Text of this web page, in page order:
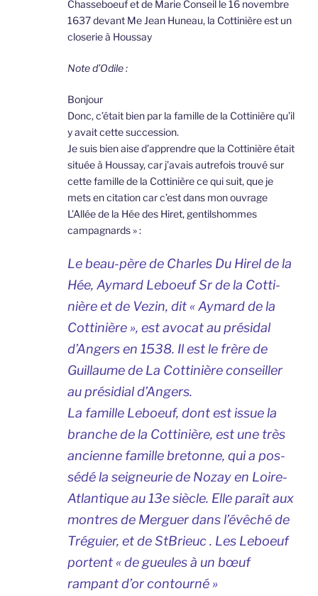
Chasseboeuf et de Marie Conseil le 16 novembre
1637 devant Me Jean Huneau, la Cottinière est un
closerie à Houssay
Note d’Odile :
Bonjour
Donc, c’était bien par la famille de la Cottinière qu’il
y avait cette succession.
Je suis bien aise d’apprendre que la Cottinière était
située à Houssay, car j’avais autrefois trouvé sur
cette famille de la Cottinière ce qui suit, que je
mets en citation car c’est dans mon ouvrage
L’Allée de la Hée des Hiret, gentilshommes
campagnards » :
Le beau-père de Charles Du Hirel de la
Hée, Aymard Leboeuf Sr de la Cotti-
nière et de Vezin, dit « Aymard de la
Cottinière », est avocat au présidal
d’Angers en 1538. Il est le frère de
Guillaume de La Cottinière conseiller
au présidial d’Angers.
La famille Leboeuf, dont est issue la
branche de la Cottinière, est une très
ancienne famille bretonne, qui a pos-
sédé la seigneurie de Nozay en Loire-
Atlantique au 13e siècle. Elle paraît aux
montres de Merguer dans l’évêché de
Tréguier, et de StBrieuc . Les Leboeuf
portent « de gueules à un bœuf
rampant d’or contourné »